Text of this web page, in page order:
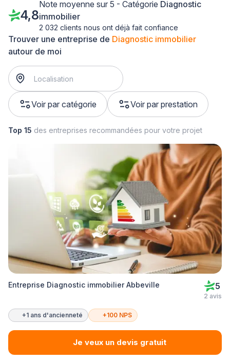
Trouver une entreprise de Diagnostic immobilier
autour de moi
Voir par catégorie Voir par prestation
4,8
Note moyenne sur 5 - Catégorie Diagnostic
immobilier
2 032 clients nous ont déjà fait confiance
Top 15 des entreprises recommandées pour votre projet
Entreprise Diagnostic immobilier Abbeville 5
2 avis
+1 ans d'ancienneté +100 NPS
Je veux un devis gratuit